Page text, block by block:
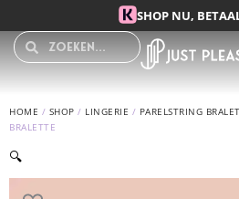
naar
SHOP NU, BETAAL IN 3
SearchSearch
HOME / SHOP / LINGERIE / PARELSTRING
BRALETTE
🔍